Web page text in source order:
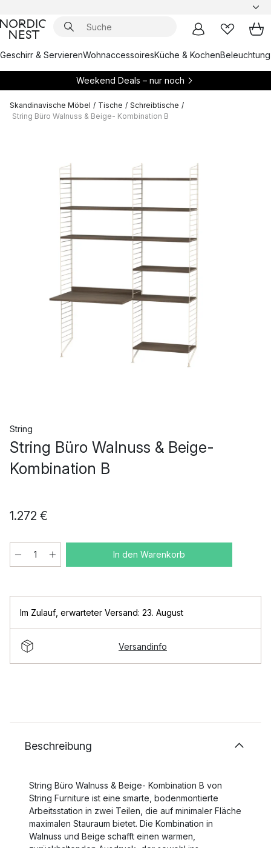
Geschirr & ServierenWohnaccessoiresKüche & KochenBeleuchtung
Weekend Deals – nur noch
Skandinavische Möbel / Tische / Schreibtische /
String Büro Walnuss & Beige- Kombination B
String
String Büro Walnuss & Beige-
Kombination B
1.272 €
In den Warenkorb
Im Zulauf erwarteter Versand: 23. August
Versandinfo
Beschreibung
String Büro Walnuss & Beige- Kombination B von
String Furniture ist eine smarte, bodenmontierte
Arbeitsstation in zwei Teilen, die auf minimaler Fläche
maximalen Stauraum bietet. Die Kombination in
Walnuss und Beige schafft einen warmen,